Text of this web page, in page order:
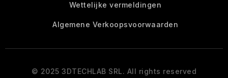
Wettelijke vermeldingen
Algemene Verkoopsvoorwaarden
© 2025 3DTECHLAB SRL. All rights reserved